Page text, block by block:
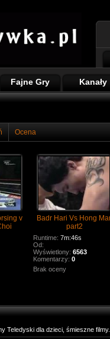
Fajne Gry Kanały
Ocena
v
Badr Hari Vs Hong
part2
Runtime: 7m:46s
Od:
Wyświetlony: 6563
Komentarzy: 0
Brak oceny
Teledyski dla dzieci, śmieszne